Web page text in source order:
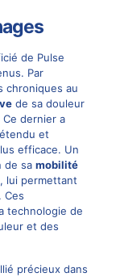
de Pulse
Par
chroniques au
de sa douleur
dernier a
et
efficace. Un
de sa mobilité
lui permettant
Ces
technologie de
et des
précieux dans